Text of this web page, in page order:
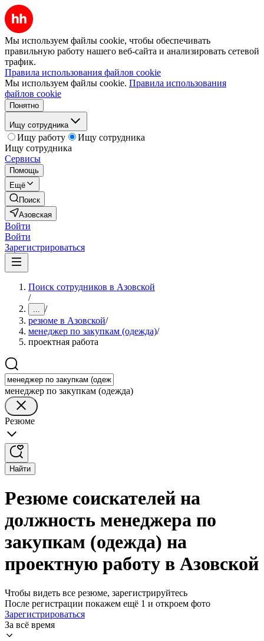
Мы используем файлы cookie, чтобы обеспечивать
правильную работу нашего веб-сайта и анализировать сетевой
трафик.
Правила использования файлов cookie
Мы используем файлы cookie. Правила использования
файлов cookie
Понятно
Ищу сотрудника
Ищу работу
Ищу сотрудника
Ищу сотрудника
Сервисы
Помощь
Ещё
Поиск
Азовская
Войти
Войти
Зарегистрироваться
Поиск сотрудников в Азовской
/
... /
резюме в Азовской/
менеджер по закупкам (одежда)/
проектная работа
менеджер по закупкам (одежда)
Резюме
Найти
Резюме соискателей на
должность менеджера по
закупкам (одежда) на
проектную работу в Азовской
Чтобы видеть все резюме, зарегистрируйтесь
После регистрации покажем ещё 1 и откроем фото
Зарегистрироваться
За всё время